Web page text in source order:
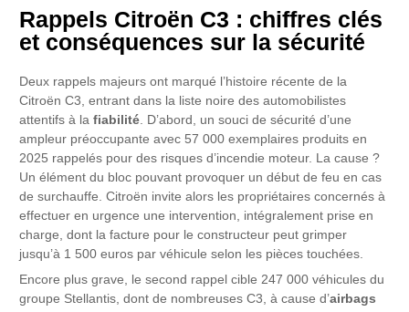
Rappels Citroën C3 : chiffres clés
et conséquences sur la sécurité
Deux rappels majeurs ont marqué l’histoire récente de la
Citroën C3, entrant dans la liste noire des automobilistes
attentifs à lafiabilité . D’abord, un souci de sécurité d’une
ampleur préoccupante avec 57 000 exemplaires produits en
2025 rappelés pour des risques d’incendie moteur. La cause ?
Un élément du bloc pouvant provoquer un début de feu en cas
de surchauffe. Citroën invite alors les propriétaires concernés à
effectuer en urgence une intervention, intégralement prise en
charge, dont la facture pour le constructeur peut grimper
jusqu’à 1 500 euros par véhicule selon les pièces touchées.
Encore plus grave, le second rappel cible 247 000 véhicules du
groupe Stellantis, dont de nombreuses C3, à cause d’airbags